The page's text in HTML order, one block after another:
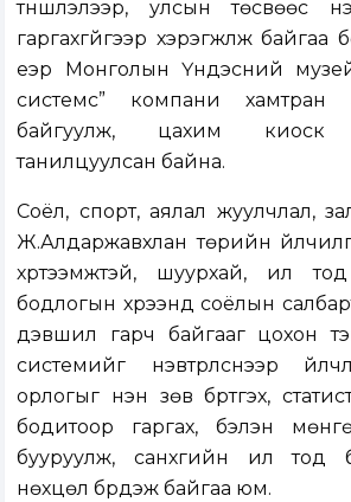
түншлэлээр, улсын төсвөөс
гаргахгүйгээр хэрэгжүүлж
үеэр Монголын Үндэсний
системс” компани хамтран
байгуулж, цахим киоск
танилцуулсан байна.
Соёл, спорт, аялал жуулчлал,
Ж.Алдаржавхлан төрийн
хүртээмжтэй, шуурхай, ил
бодлогын хүрээнд соёлын
дэвшил гарч байгааг цохон
системийг нэвтрүүлснээр
орлогыг үнэн зөв бүртгэх,
бодитоор гаргах, бэлэн
бууруулж, санхүүгийн ил тод
нөхцөл бүрдэж байгаа юм.